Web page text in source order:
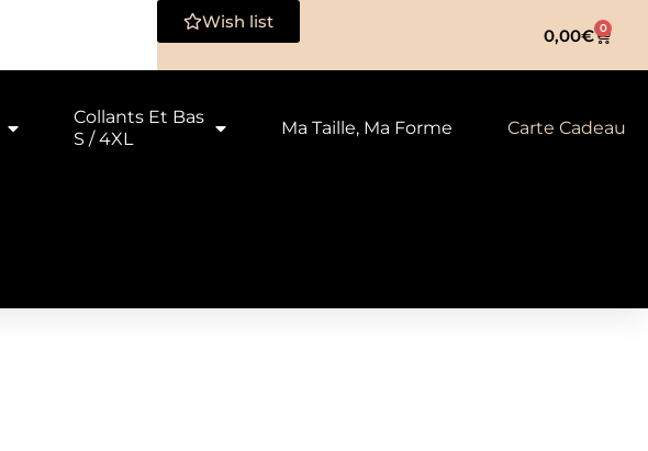
Wish list
0,00€ 0
Collants Et Bas
S / 4XL
Ma Taille, Ma Forme Carte Cadeau